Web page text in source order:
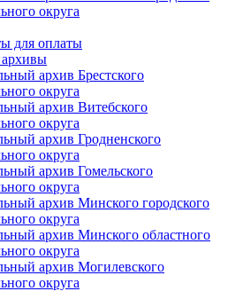
округа
для оплаты
архив Брестского
округа
архив Витебского
округа
архив Гродненского
округа
архив Гомельского
округа
архив Минского городского
округа
архив Минского областного
округа
архив Могилевского
округа